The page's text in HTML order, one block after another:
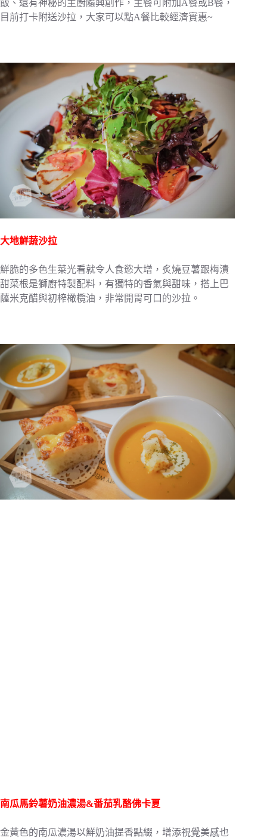
飯、還有神秘的主廚隨興創作，主餐可附加A餐或B餐，
目前打卡附送沙拉，大家可以點A餐比較經濟實惠~
大地鮮蔬沙拉
鮮脆的多色生菜光看就令人食慾大增，炙燒豆薯跟梅漬
甜菜根是獅廚特製配料，有獨特的香氣與甜味，搭上巴
薩米克醋與初榨橄欖油，非常開胃可口的沙拉。
南瓜馬鈴薯奶油濃湯&番茄乳酪佛卡夏
金黃色的南瓜濃湯以鮮奶油提香點綴，增添視覺美感也